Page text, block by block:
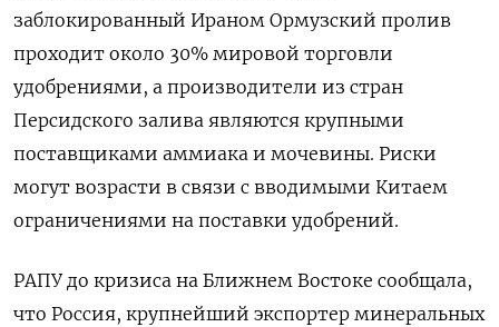
заблокированный Ираном ​Ормузский пролив
проходит около 30% мировой торговли
удобрениями, а производители из ‌стран
Персидского залива являются крупными
поставщиками аммиака и мочевины. Риски
могут возрасти в связи с вводимыми Китаем
ограничениями на ​поставки удобрений.
РАПУ до кризиса ​на Ближнем Востоке ‌сообщала,
что Россия, крупнейший экспортер минеральных